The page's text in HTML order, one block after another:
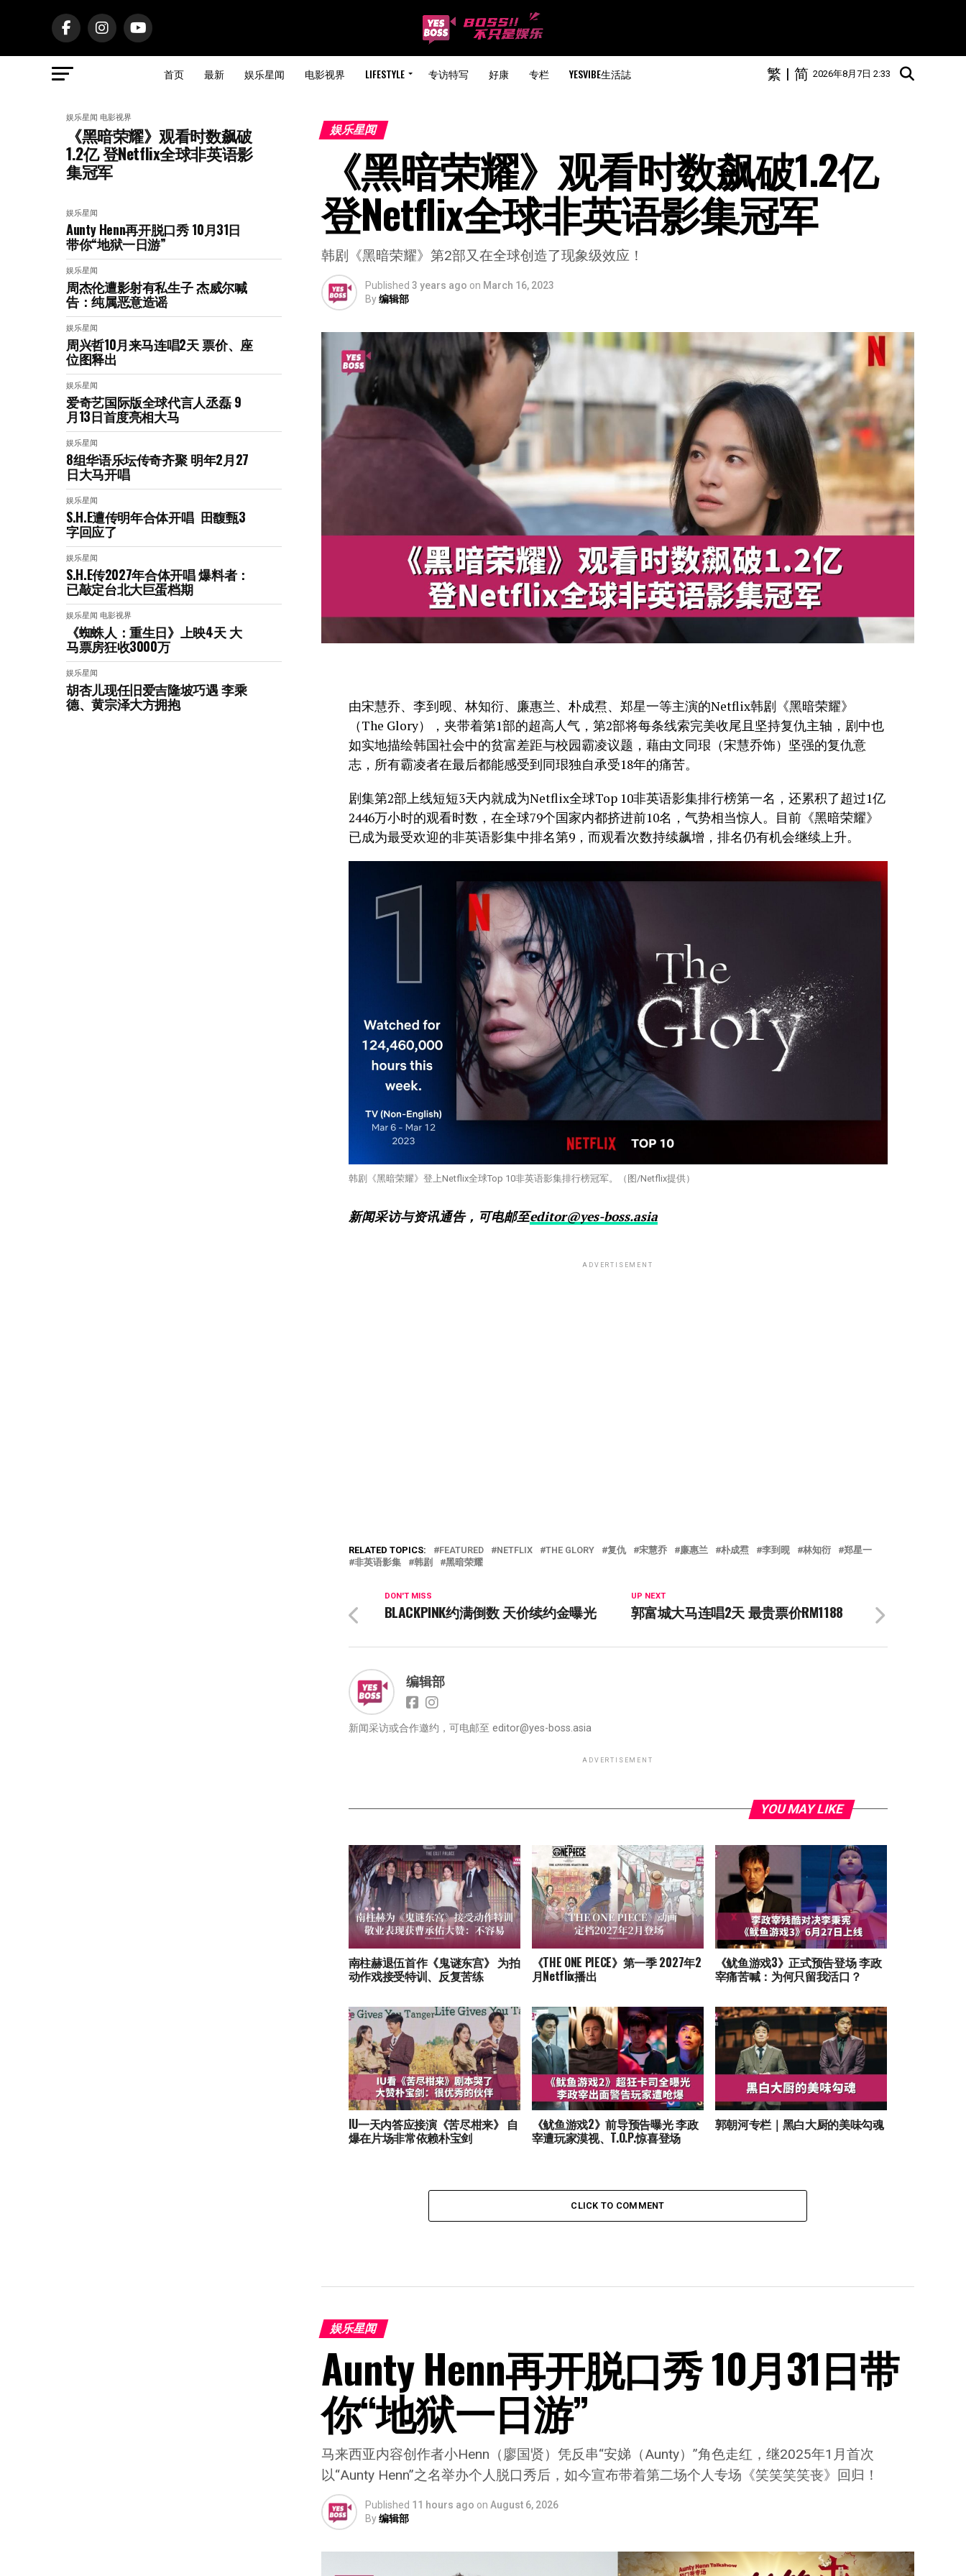
首页 最新 娱乐星闻 电影视界 LIFESTYLE 专访特写 好康 专栏 YESVIBE生活誌 2026年8月7日 2:33
简
|
繁
娱乐星闻 电影视界
《黑暗荣耀》观看时数飙破
1.2亿 登Netflix全球非英语影
集冠军
娱乐星闻
Aunty Henn再开脱口秀 10月31日
带你“地狱一日游”
娱乐星闻
周杰伦遭影射有私生子 杰威尔喊
告：纯属恶意造谣
娱乐星闻
周兴哲10月来马连唱2天 票价、座
位图释出
娱乐星闻
爱奇艺国际版全球代言人丞磊 9
月13日首度亮相大马
娱乐星闻
8组华语乐坛传奇⻬聚 明年2月27
日大马开唱
娱乐星闻
S.H.E遭传明年合体开唱 田馥甄3
字回应了
娱乐星闻
S.H.E传2027年合体开唱 爆料者：
已敲定台北大巨蛋档期
娱乐星闻 电影视界
《蜘蛛人：重生日》上映4天 大
马票房狂收3000万
娱乐星闻
胡杏儿现任旧爱吉隆坡巧遇 李乘
德、黄宗泽大方拥抱
娱乐星闻
《黑暗荣耀》观看时数飙破1.2亿
登Netflix全球非英语影集冠军
韩剧《黑暗荣耀》第2部又在全球创造了现象级效应！
Published 3 years ago on March 16, 2023
By编辑部
由宋慧乔、李到𬀪、林知衍、廉惠兰、朴成焄、郑星一等主演的Netflix韩剧《黑暗荣耀》
（The Glory），夹带着第1部的超高人气，第2部将每条线索完美收尾且坚持复仇主轴，剧中也
如实地描绘韩国社会中的贫富差距与校园霸凌议题，藉由文同珢（宋慧乔饰）坚强的复仇意
志，所有霸凌者在最后都能感受到同珢独自承受18年的痛苦。
剧集第2部上线短短3天内就成为Netflix全球Top 10非英语影集排行榜第一名，还累积了超过1亿
2446万小时的观看时数，在全球79个国家内都挤进前10名，气势相当惊人。目前《黑暗荣耀》
已成为最受欢迎的非英语影集中排名第9，而观看次数持续飙增，排名仍有机会继续上升。
韩剧《黑暗荣耀》登上Netflix全球Top 10非英语影集排行榜冠军。（图/Netflix提供）
新闻采访与资讯通告，可电邮至editor@yes-boss.asia
ADVERTISEMENT
RELATED TOPICS: FEATURED NETFLIX THE GLORY 复仇 宋慧乔 廉惠兰 朴成焄 李到𬀪 林知衍
郑星一
非英语影集
韩剧 黑暗荣耀
UP NEXT
郭富城大马连唱2天 最贵票价RM1188
DON'T MISS
BLACKPINK约满倒数 天价续约金曝光
编辑部
新闻采访或合作邀约，可电邮至 editor@yes-boss.asia
ADVERTISEMENT
YOU MAY LIKE
南柱赫退伍首作《鬼谜东宫》 为拍
动作戏接受特训、反复苦练
《THE ONE PIECE》第一季 2027年2
月Netflix播出
《鱿鱼游戏3》正式预告登场 李政
宰痛苦喊：为何只留我活口？
IU一天内答应接演《苦尽柑来》 自
爆在片场非常依赖朴宝剑
《鱿鱼游戏2》前导预告曝光 李政
宰遭玩家漠视、T.O.P.惊喜登场
郭朝河专栏｜黑白大厨的美味勾魂
CLICK TO COMMENT
娱乐星闻
Aunty Henn再开脱口秀 10月31日带
你“地狱一日游”
马来西亚内容创作者小Henn（廖国贤）凭反串“安娣（Aunty）”角色走红，继2025年1月首次
以“Aunty Henn”之名举办个人脱口秀后，如今宣布带着第二场个人专场《笑笑笑笑丧》回归！
Published 11 hours ago on August 6, 2026
By编辑部